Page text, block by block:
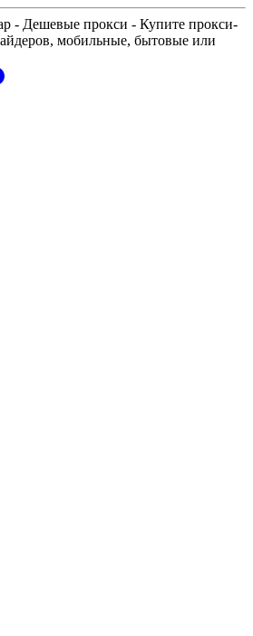
- Дешевые прокси - Купите прокси-
мобильные, бытовые или